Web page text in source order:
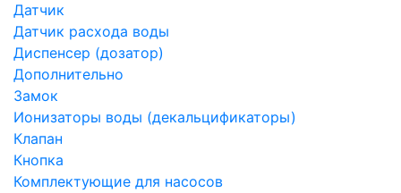
Датчик
Датчик расхода воды
Диспенсер (дозатор)
Дополнительно
Замок
Ионизаторы воды (декальцификаторы)
Клапан
Кнопка
Комплектующие для насосов